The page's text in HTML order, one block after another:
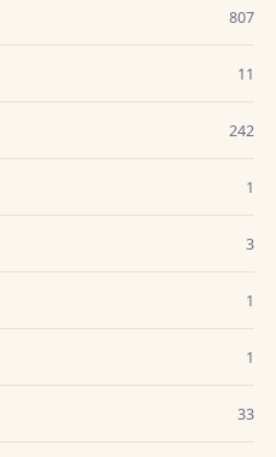
807
11
242
1
3
1
1
33